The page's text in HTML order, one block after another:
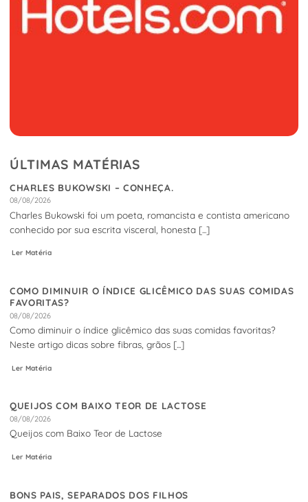
ÚLTIMAS MATÉRIAS
CHARLES BUKOWSKI – CONHEÇA.
08/08/2026
Charles Bukowski foi um poeta, romancista e contista americano
conhecido por sua escrita visceral, honesta [...]
Ler Matéria
COMO DIMINUIR O ÍNDICE GLICÊMICO DAS SUAS COMIDAS
FAVORITAS?
08/08/2026
Como diminuir o índice glicêmico das suas comidas favoritas?
Neste artigo dicas sobre fibras, grãos [...]
Ler Matéria
QUEIJOS COM BAIXO TEOR DE LACTOSE
08/08/2026
Queijos com Baixo Teor de Lactose
Ler Matéria
BONS PAIS, SEPARADOS DOS FILHOS